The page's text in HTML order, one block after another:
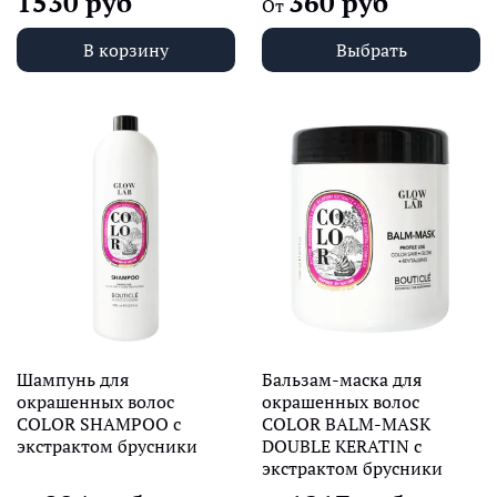
В корзину
От
Выбрать
Шампунь для
окрашенных волос
COLOR SHAMPOO с
экстрактом брусники
Бальзам-маска для
окрашенных волос
COLOR BALM-MASK
DOUBLE KERATIN с
экстрактом брусники